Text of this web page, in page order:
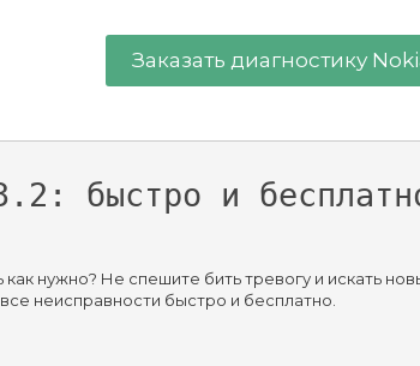
Заказать диагностику
быстро и
нужно? Не спешите бить тревогу и искать
неисправности быстро и бесплатно.